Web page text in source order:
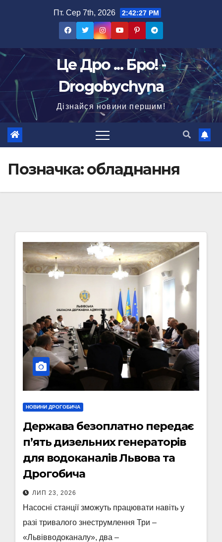
Пт. Сер 7th, 2026 2:42:29 PM
Це Дро ... Бро! -
Drogobychyna
Дізнайся новини першим!
Позначка:обладнання
НОВИНИ ДРОГОБИЧА
Держава безоплатно передає
п’ять дизельних генераторів
для водоканалів Львова та
Дрогобича
ЛИП 23, 2026
Насосні станції зможуть працювати навіть у
разі тривалого знеструмлення Три –
«Львівводоканалу», два –